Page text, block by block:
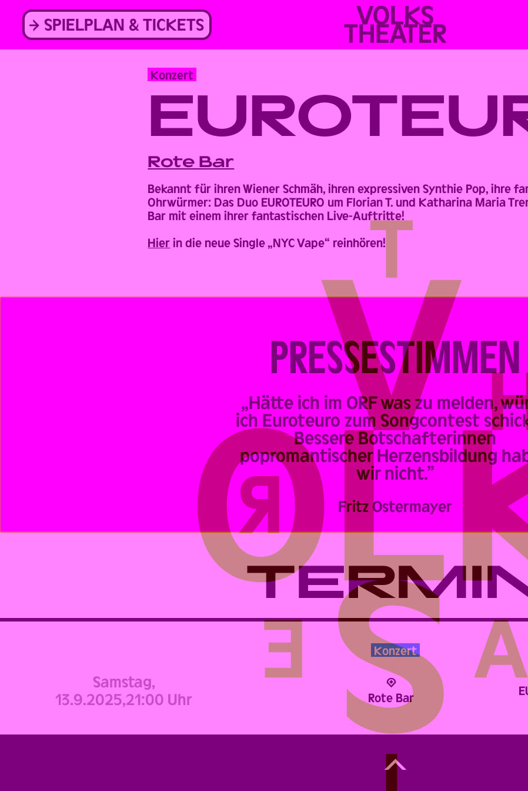
content
SPIELPLAN & TICKETS
VOLKSTHEATER
WIEN
Konzert
Back
Rote Bar
Bekannt für ihren Wiener Schmäh, ihren expressiven Synthie Pop, ihre
Ohrwürmer: Das Duo EUROTEURO um Florian T. und Katharina Maria
Bar mit einem ihrer fantastischen Live-Auftritte!
Hier in die neue Single „NYC Vape“ reinhören!
PRESSESTIMMEN
„Hätte ich im ORF was zu melden,
ich Euroteuro zum Songcontest
Bessere Botschafterinnen
popromantischer Herzensbildung
wir nicht.”
Fritz Ostermayer
Konzert
Samstag,
13.9.2025,21:00 Uhr Rote Bar
Back
to